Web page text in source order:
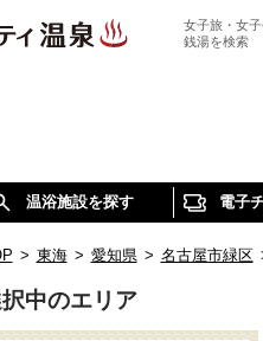
女子旅・女
銭湯を検索
温浴施設を探す 電子
> 東海 > 愛知県 > 名古屋市緑区
中のエリア